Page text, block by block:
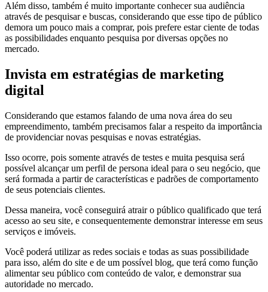
Além disso, também é muito importante conhecer sua audiência
através de pesquisar e buscas, considerando que esse tipo de público
demora um pouco mais a comprar, pois prefere estar ciente de todas
as possibilidades enquanto pesquisa por diversas opções no
mercado.
Invista em estratégias de marketing
digital
Considerando que estamos falando de uma nova área do seu
empreendimento, também precisamos falar a respeito da importância
de providenciar novas pesquisas e novas estratégias.
Isso ocorre, pois somente através de testes e muita pesquisa será
possível alcançar um perfil de persona ideal para o seu negócio, que
será formada a partir de características e padrões de comportamento
de seus potenciais clientes.
Dessa maneira, você conseguirá atrair o público qualificado que terá
acesso ao seu site, e consequentemente demonstrar interesse em seus
serviços e imóveis.
Você poderá utilizar as redes sociais e todas as suas possibilidade
para isso, além do site e de um possível blog, que terá como função
alimentar seu público com conteúdo de valor, e demonstrar sua
autoridade no mercado.